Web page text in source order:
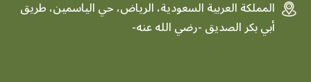
المملكة العربية السعودية، الرياض، حي الياسمين، طريق
أبي بكر الصديق -رضي الله عنه-